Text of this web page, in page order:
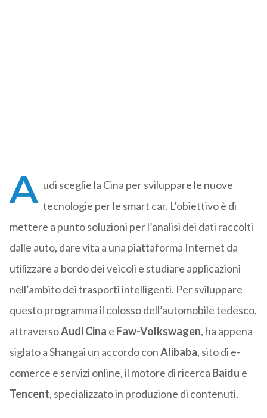
A udi sceglie la Cina per sviluppare le nuove
tecnologie per le smart car. L’obiettivo è di
mettere a punto soluzioni per l’analisi dei dati raccolti
dalle auto, dare vita a una piattaforma Internet da
utilizzare a bordo dei veicoli e studiare applicazioni
nell’ambito dei trasporti intelligenti. Per sviluppare
questo programma il colosso dell’automobile tedesco,
attraversoAudi Cina e Faw-Volkswagen, ha appena
siglato a Shangai un accordo conAlibaba, sito di e-
comerce e servizi online, il motore di ricerca Baidu e
Tencent, specializzato in produzione di contenuti.